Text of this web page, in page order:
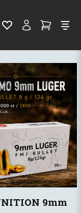
9mm